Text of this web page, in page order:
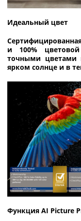
Идеальный цвет
и 100%
точными цветами
ярком солнце и в
Функция AI Picture